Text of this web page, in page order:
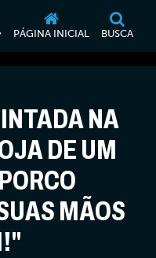
PÁGINA INICIAL BUSCA
NA
DE UM
MÃOS